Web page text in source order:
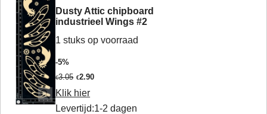
Dusty Attic chipboard
industrieel Wings #2
1 stuks op voorraad
-5%
€3.05 €2.90
Klik hier
Levertijd:1-2 dagen